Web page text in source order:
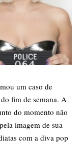
um caso de
fim de semana. A
do momento não
imagem de sua
com a diva pop